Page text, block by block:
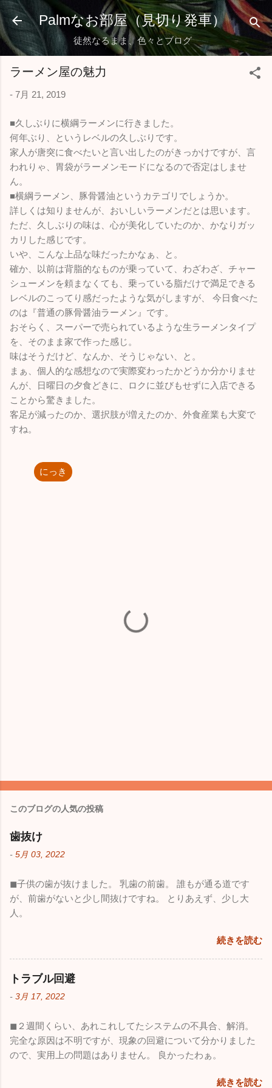
スキップしてメイン コンテンツに移動
Palmなお部屋（見切り発車）
徒然なるまま、色々とブログ
ラーメン屋の魅力
- 7月 21, 2019
■久しぶりに横綱ラーメンに行きました。
何年ぶり、というレベルの久しぶりです。
家人が唐突に食べたいと言い出したのがきっかけですが、言
われりゃ、胃袋がラーメンモードになるので否定はしませ
ん。
■横綱ラーメン、豚骨醤油というカテゴリでしょうか。
詳しくは知りませんが、おいしいラーメンだとは思います。
ただ、久しぶりの味は、心が美化していたのか、かなりガッ
カリした感じです。
いや、こんな上品な味だったかなぁ、と。
確か、以前は背脂的なものが乗っていて、わざわざ、チャー
シューメンを頼まなくても、乗っている脂だけで満足できる
レベルのこってり感だったような気がしますが、 今日食べた
のは『普通の豚骨醤油ラーメン』です。
おそらく、スーパーで売られているような生ラーメンタイプ
を、そのまま家で作った感じ。
味はそうだけど、なんか、そうじゃない、と。
まぁ、個人的な感想なので実際変わったかどうか分かりませ
んが、日曜日の夕食どきに、ロクに並びもせずに入店できる
ことから驚きました。
客足が減ったのか、選択肢が増えたのか、外食産業も大変で
すね。
にっき
このブログの人気の投稿
歯抜け
- 5月 03, 2022
◼︎子供の歯が抜けました。 乳歯の前歯。 誰もが通る道です
が、前歯がないと少し間抜けですね。 とりあえず、少し大
人。
続きを読む
トラブル回避
- 3月 17, 2022
◼︎２週間くらい、あれこれしてたシステムの不具合、解消。
完全な原因は不明ですが、現象の回避について分かりました
ので、実用上の問題はありません。 良かったわぁ。
続きを読む